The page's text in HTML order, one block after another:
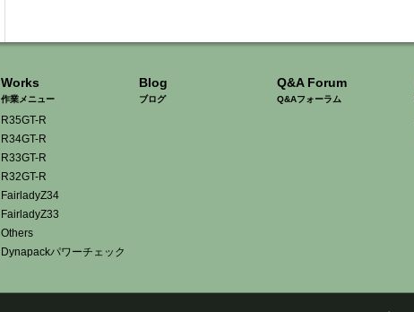
Works
作業メニュー
R35GT-R
R34GT-R
R33GT-R
R32GT-R
FairladyZ34
FairladyZ33
Others
Dynapackパワーチェック
Blog
ブログ
Q&A Forum
Q&Aフォーラム